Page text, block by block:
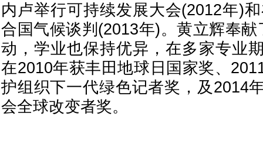
内卢举行可持续发展大会(2012年)
合国气候谈判(2013年)。黄立辉奉
动，学业也保持优异，在多家专业
在2010年获丰田地球日国家奖、
护组织下一代绿色记者奖，及2014
会全球改变者奖。